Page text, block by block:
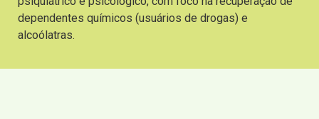
dependentes químicos (usuários de drogas) e
alcoólatras.